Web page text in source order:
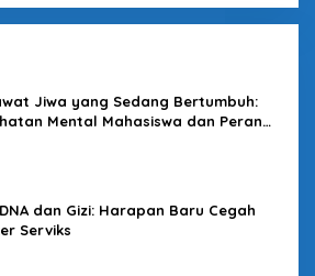
Jiwa yang Sedang Bertumbuh:
Mental Mahasiswa dan Peran
dan Gizi: Harapan Baru Cegah
Serviks